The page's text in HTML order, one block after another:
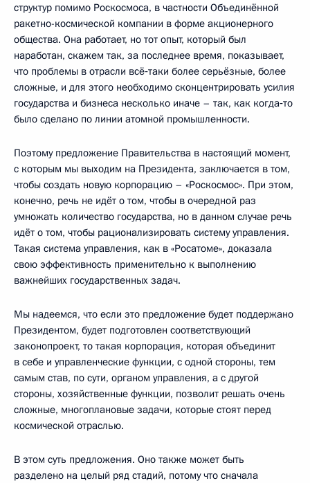
структур помимо Роскосмоса, в частности Объединённой
ракетно-космической компании в форме акционерного
общества. Она работает, но тот опыт, который был
наработан, скажем так, за последнее время, показывает,
что проблемы в отрасли всё‑таки более серьёзные, более
сложные, и для этого необходимо сконцентрировать усилия
государства и бизнеса несколько иначе – так, как когда‑то
было сделано по линии атомной промышленности.
Поэтому предложение Правительства в настоящий момент,
с которым мы выходим на Президента, заключается в том,
чтобы создать новую корпорацию – «Роскосмос». При этом,
конечно, речь не идёт о том, чтобы в очередной раз
умножать количество государства, но в данном случае речь
идёт о том, чтобы рационализировать систему управления.
Такая система управления, как в «Росатоме», доказала
свою эффективность применительно к выполнению
важнейших государственных задач.
Мы надеемся, что если это предложение будет поддержано
Президентом, будет подготовлен соответствующий
законопроект, то такая корпорация, которая объединит
в себе и управленческие функции, с одной стороны, тем
самым став, по сути, органом управления, а с другой
стороны, хозяйственные функции, позволит решать очень
сложные, многоплановые задачи, которые стоят перед
космической отраслью.
В этом суть предложения. Оно также может быть
разделено на целый ряд стадий, потому что сначала